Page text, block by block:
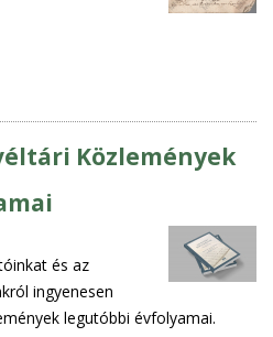
Közlemények
és az
ingyenesen
legutóbbi évfolyamai.